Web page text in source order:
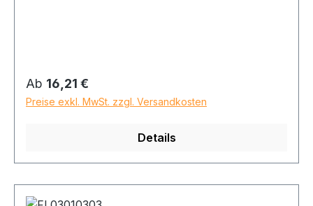
Regulärer Preis:
Ab 16,21 €
Preise exkl. MwSt. zzgl. Versandkosten
Details